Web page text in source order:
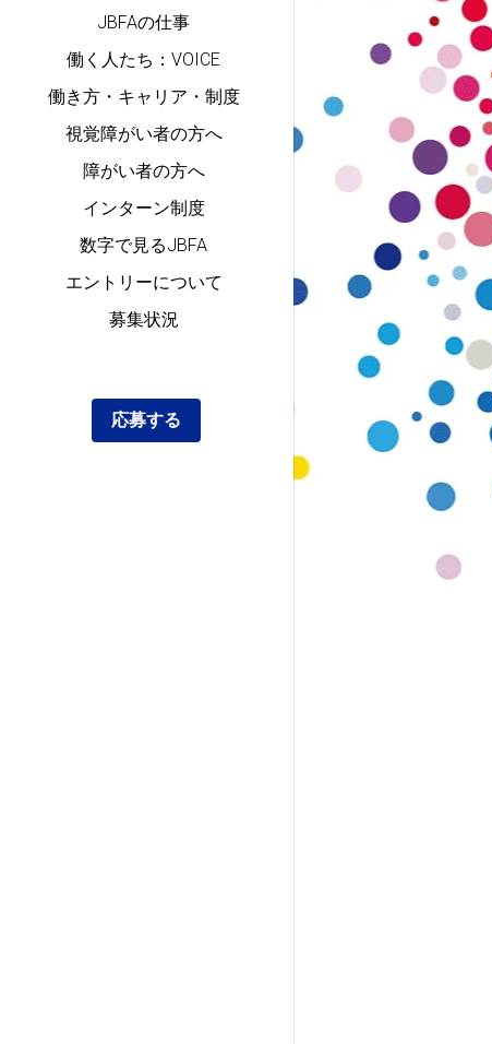
JBFAの仕事
働く人たち：VOICE
働き方・キャリア・制度
視覚障がい者の方へ
障がい者の方へ
インターン制度
数字で見るJBFA
エントリーについて
募集状況
応募する